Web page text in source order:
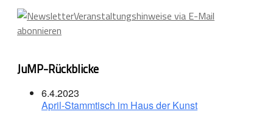
Veranstaltungshinweise via E-Mail
abonnieren
JuMP-Rückblicke
6.4.2023
April-Stammtisch im Haus der Kunst